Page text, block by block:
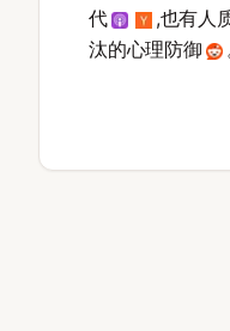
代
,也有人
汰的心理防御